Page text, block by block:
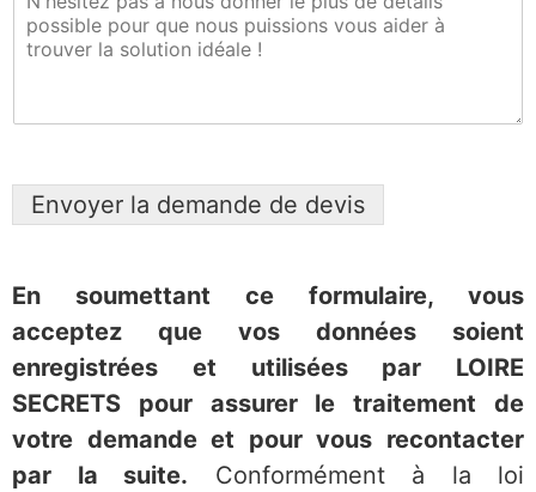
Envoyer la demande de devis
En soumettant ce formulaire, vous
acceptez que vos données soient
enregistrées et utilisées par LOIRE
SECRETS pour assurer le traitement de
votre demande et pour vous recontacter
par la suite.
Conformément à la loi